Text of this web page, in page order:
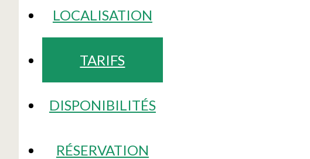
LOCALISATION
TARIFS
DISPONIBILITÉS
RÉSERVATION